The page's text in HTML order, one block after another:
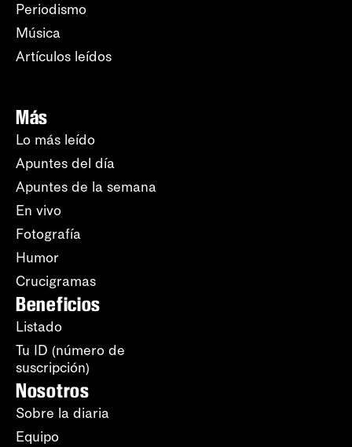
Periodismo
Música
Artículos leídos
Más
Lo más leído
Apuntes del día
Apuntes de la semana
En vivo
Fotografía
Humor
Crucigramas
Beneficios
Listado
Tu ID (número de
suscripción)
Nosotros
Sobre la diaria
Equipo